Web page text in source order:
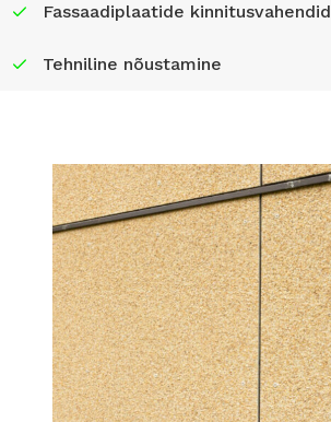
Fassaadiplaatide kinnitusvahendid
Tehniline nõustamine